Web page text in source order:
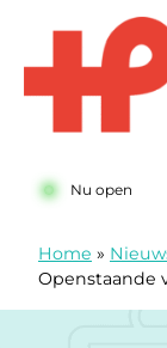
Nu open
Home »
Openstaande